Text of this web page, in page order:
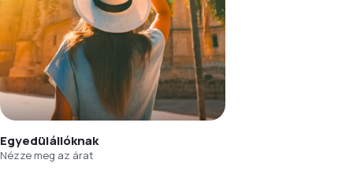
Egyedülállóknak
Nézze meg az árat